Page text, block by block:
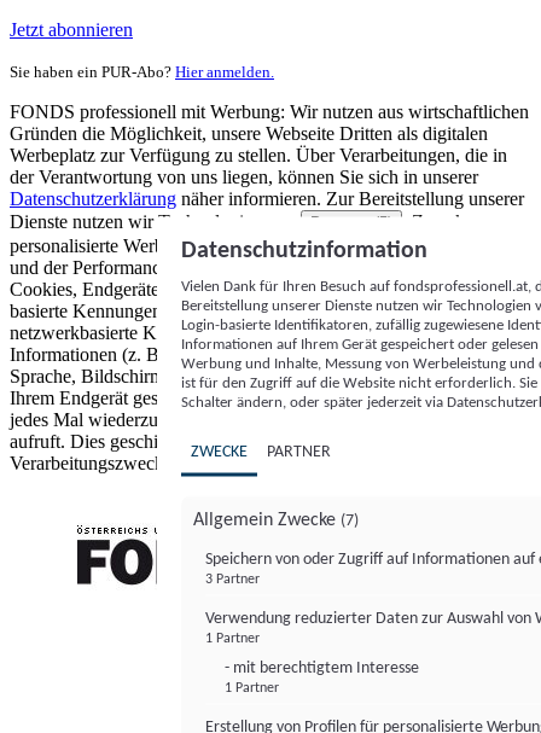
Jetzt abonnieren
Sie haben ein PUR-Abo? Hier anmelden.
FONDS professionell mit Werbung: Wir nutzen aus wirtschaftlichen
Gründen die Möglichkeit, unsere Webseite Dritten als digitalen
Werbeplatz zur Verfügung zu stellen. Über Verarbeitungen, die in
der Verantwortung von uns liegen, können Sie sich in unserer
Datenschutzerklärung näher informieren. Zur Bereitstellung unserer
Dienste nutzen wir Technologien von
Partnern (5)
. Zwecke:
personalisierte Werbung und Inhalte, Messung von Werbeleistung
und der Performance von Inhalten sowie Zielgruppenforschung.
Cookies, Endgeräte- oder ähnliche Online-Kennungen (z. B. login-
basierte Kennungen, zufällig generierte Kennungen,
netzwerkbasierte Kennungen) können zusammen mit anderen
Informationen (z. B. Browsertyp und Browserinformationen,
Sprache, Bildschirmgröße, unterstützte Technologien usw.) auf
Ihrem Endgerät gespeichert oder von dort ausgelesen werden, um es
jedes Mal wiederzuerkennen, wenn es eine App oder einer Webseite
aufruft. Dies geschieht für einen oder mehrere der hier aufgeführten
Verarbeitungszwecke.
Datenschutzinformation
Vielen Dank für Ihren Besuch auf
Bereitstellung unserer Dienste nutzen wir Technologien
Login-basierte Identifikatoren, zufällig zugewiesene
Informationen auf Ihrem Gerät gespeichert oder
Werbung und Inhalte, Messung von Werbeleistung
ist für den Zugriff auf die Website nicht erforderlich.
Schalter ändern, oder später jederzeit via
ZWECKE PARTNER
Allgemein Zwecke (7)
Speichern von oder Zugriff auf Informationen auf
3 Partner
Verwendung reduzierter Daten zur Auswahl von
1 Partner
- mit berechtigtem Interesse
1 Partner
Erstellung von Profilen für personalisierte
FONDS professionell